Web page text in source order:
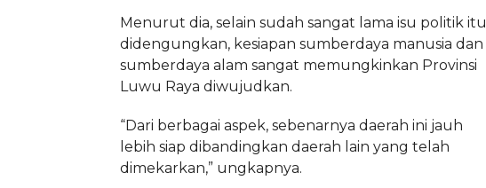
Menurut dia, selain sudah sangat lama isu politik itu
didengungkan, kesiapan sumberdaya manusia dan
sumberdaya alam sangat memungkinkan Provinsi
Luwu Raya diwujudkan.
“Dari berbagai aspek, sebenarnya daerah ini jauh
lebih siap dibandingkan daerah lain yang telah
dimekarkan,” ungkapnya.